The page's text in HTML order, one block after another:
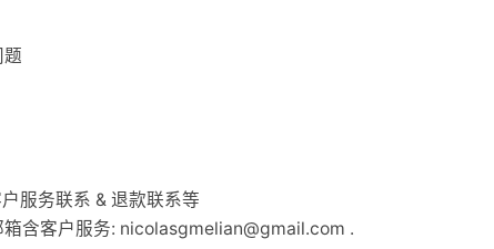
服务联系 & 退款联系等
含客户服务: nicolasgmelian@gmail.com .